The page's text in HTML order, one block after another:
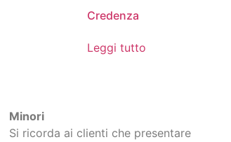
Credenza
Leggi tutto
Minori
Si ricorda ai clienti che presentare